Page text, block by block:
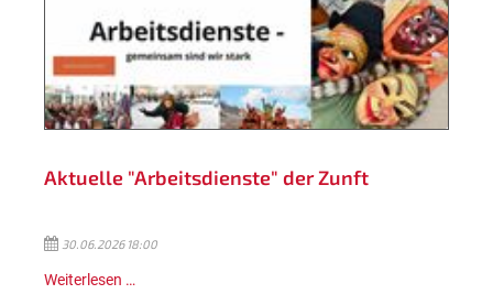
Aktuelle "Arbeitsdienste" der Zunft
30.06.2026 18:00
Weiterlesen …